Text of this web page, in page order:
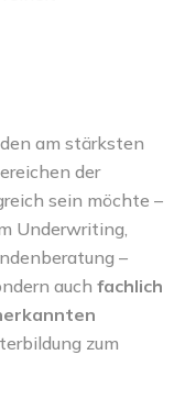
am stärksten
der
sein möchte –
Underwriting,
–
auch fachlich
zum